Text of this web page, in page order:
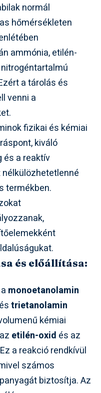
normál
hőmérsékleten
ammónia, etilén-
a tárolás és
venni a
fizikai és kémiai
kiváló
és a reaktív
termékben.
és előállítása:
monoetanolamin
éstrietanolamin
kémiai
etilén-oxid és az
a reakció rendkívül
számos
biztosítja. Az